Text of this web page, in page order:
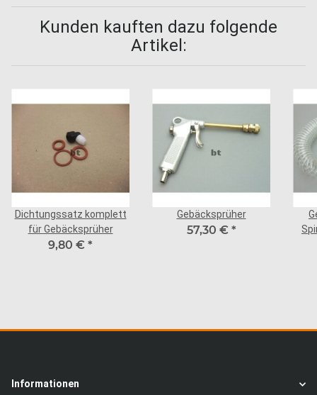
Kunden kauften dazu folgende
Artikel:
Dichtungssatz komplett
für Gebäcksprüher
9,80 € *
Gebäcksprüher
57,30 € *
Informationen